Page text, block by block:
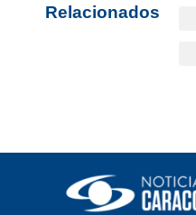
Relacionados